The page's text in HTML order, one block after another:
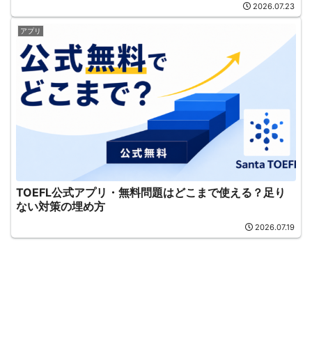
2026.07.23
アプリ
TOEFL公式アプリ・無料問題はどこまで使える？足り
ない対策の埋め方
2026.07.19